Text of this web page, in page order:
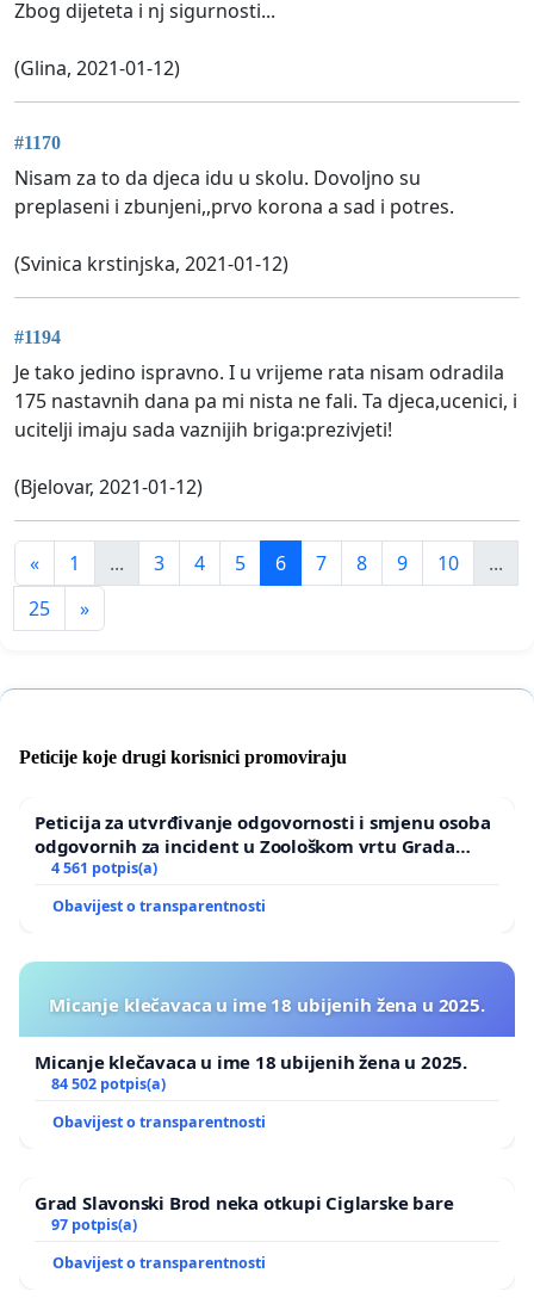
Zbog dijeteta i nj sigurnosti...
(Glina, 2021-01-12)
#1170
Nisam za to da djeca idu u skolu. Dovoljno su
preplaseni i zbunjeni,,prvo korona a sad i potres.
(Svinica krstinjska, 2021-01-12)
#1194
Je tako jedino ispravno. I u vrijeme rata nisam odradila
175 nastavnih dana pa mi nista ne fali. Ta djeca,ucenici, i
ucitelji imaju sada vaznijih briga:prezivjeti!
(Bjelovar, 2021-01-12)
« 1 ... 3 4 5 6 7 8 9 10
...
25
»
Peticije koje drugi korisnici promoviraju
Peticija za utvrđivanje odgovornosti i smjenu osoba
odgovornih za incident u Zoološkom vrtu Grada
Zagreba
4 561 potpis(a)
Obavijest o transparentnosti
Micanje klečavaca u ime 18 ubijenih žena u 2025.
Micanje klečavaca u ime 18 ubijenih žena u 2025.
84 502 potpis(a)
Obavijest o transparentnosti
Grad Slavonski Brod neka otkupi Ciglarske bare
97 potpis(a)
Obavijest o transparentnosti